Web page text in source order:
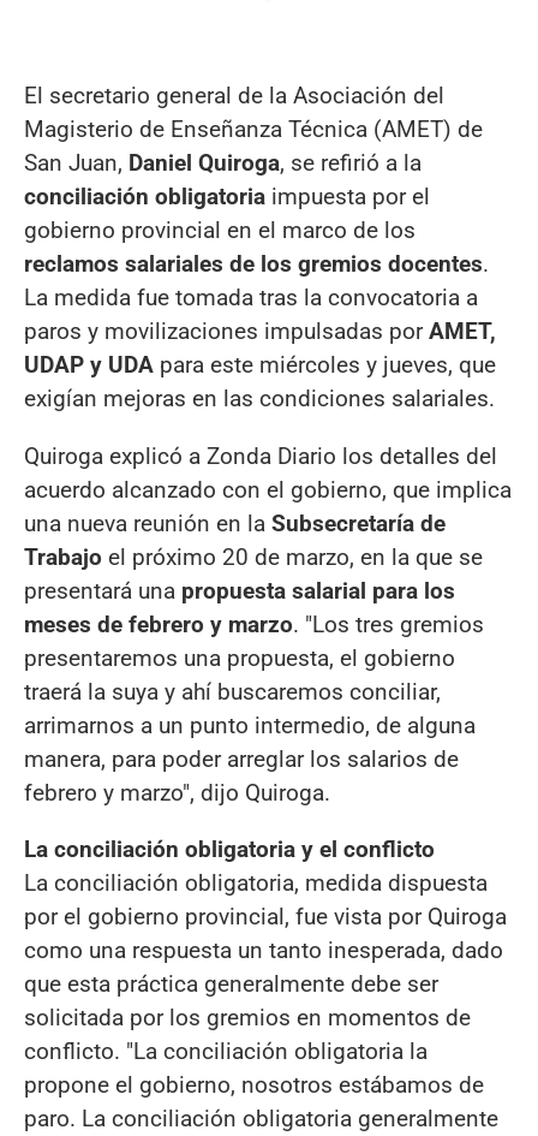
El secretario general de la Asociación del
Magisterio de Enseñanza Técnica (AMET) de
San Juan, Daniel Quiroga, se refirió a la
conciliación obligatoria impuesta por el
gobierno provincial en el marco de los
reclamos salariales de los gremios docentes.
La medida fue tomada tras la convocatoria a
paros y movilizaciones impulsadas porAMET,
UDAP y UDA para este miércoles y jueves, que
exigían mejoras en las condiciones salariales.
Quiroga explicó a Zonda Diario los detalles del
acuerdo alcanzado con el gobierno, que implica
una nueva reunión en la Subsecretaría de
Trabajo el próximo 20 de marzo, en la que se
presentará una propuesta salarial para los
meses de febrero y marzo. "Los tres gremios
presentaremos una propuesta, el gobierno
traerá la suya y ahí buscaremos conciliar,
arrimarnos a un punto intermedio, de alguna
manera, para poder arreglar los salarios de
febrero y marzo", dijo Quiroga.
La conciliación obligatoria y el conflicto
La conciliación obligatoria, medida dispuesta
por el gobierno provincial, fue vista por Quiroga
como una respuesta un tanto inesperada, dado
que esta práctica generalmente debe ser
solicitada por los gremios en momentos de
conflicto. "La conciliación obligatoria la
propone el gobierno, nosotros estábamos de
paro. La conciliación obligatoria generalmente